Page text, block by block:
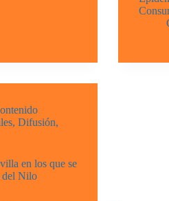
,Difusión,
en los que se
del Nilo